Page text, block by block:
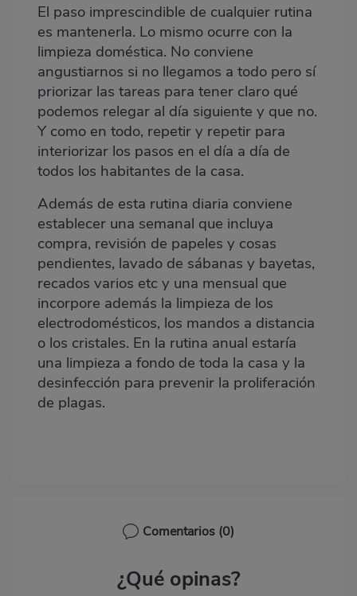
El paso imprescindible de cualquier rutina
es mantenerla. Lo mismo ocurre con la
limpieza doméstica. No conviene
angustiarnos si no llegamos a todo pero sí
priorizar las tareas para tener claro qué
podemos relegar al día siguiente y que no.
Y como en todo, repetir y repetir para
interiorizar los pasos en el día a día de
todos los habitantes de la casa.
Además de esta rutina diaria conviene
establecer una semanal que incluya
compra, revisión de papeles y cosas
pendientes, lavado de sábanas y bayetas,
recados varios etc y una mensual que
incorpore además la limpieza de los
electrodomésticos, los mandos a distancia
o los cristales. En la rutina anual estaría
una limpieza a fondo de toda la casa y la
desinfección para prevenir la proliferación
de plagas.
Comentarios (0)
¿Qué opinas?